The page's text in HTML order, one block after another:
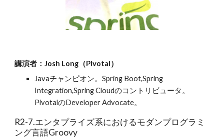
講演者：Josh Long（Pivotal）
Javaチャンピオン。Spring Boot,Spring
Integration,Spring Cloudのコントリビュータ。
PivotalのDeveloper Advocate。
R2-7.エンタプライズ系におけるモダンプログラミ
ング言語Groovy